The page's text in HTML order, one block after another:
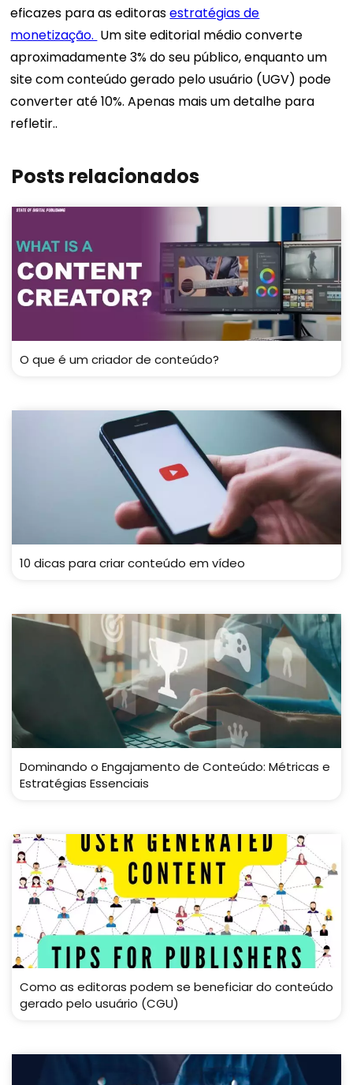
eficazes para as editorasestratégias de
monetização. Um site editorial médio converte
aproximadamente 3% do seu público, enquanto um
site com conteúdo gerado pelo usuário (UGV) pode
converter até 10%. Apenas mais um detalhe para
refletir..
Posts relacionados
O que é um criador de conteúdo?
10 dicas para criar conteúdo em vídeo
Dominando o Engajamento de Conteúdo: Métricas e
Estratégias Essenciais
Como as editoras podem se beneficiar do conteúdo
gerado pelo usuário (CGU)